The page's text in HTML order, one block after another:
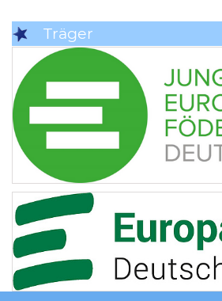
Träger